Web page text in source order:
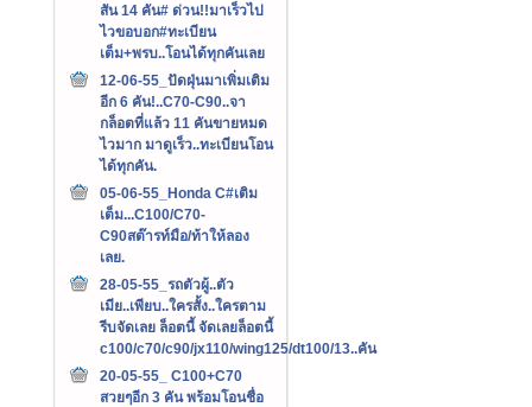
สัน 14 คัน# ด่วน!!มาเร็วไป
ไวขอบอก#ทะเบียน
เต็ม+พรบ..โอนได้ทุกคันเลย
12-06-55_ปัดฝุ่นมาเพิ่มเติม
อีก 6 คัน!..C70-C90..จา
กล็อตที่แล้ว 11 คันขายหมด
ไวมาก มาดูเร็ว..ทะเบียนโอน
ได้ทุกคัน.
05-06-55_Honda C#เติม
เต็ม...C100/C70-
C90สต๊ารท์มือ/ท้าให้ลอง
เลย.
28-05-55_รถตัวผู้..ตัว
เมีย..เพียบ..ใครสั้ง..ใครตาม
รีบจัดเลย ล็อตนี้ จัดเลยล็อตนี้
c100/c70/c90/jx110/wing125/dt100/13..คัน
20-05-55_ C100+C70
สวยๆอีก 3 คัน พร้อมโอนชื่อ